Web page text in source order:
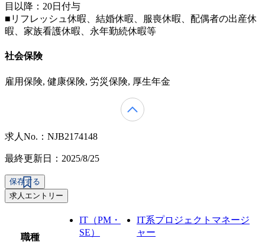
目以降：20日付与
■リフレッシュ休暇、結婚休暇、服喪休暇、配偶者の出産休
暇、家族看護休暇、永年勤続休暇等
社会保険
雇用保険, 健康保険, 労災保険, 厚生年金
求人No.：NJB2174148
最終更新日：2025/8/25
保存する
求人エントリー
職種
IT（PM・
SE）
IT系プロジェクトマネージ
ャー